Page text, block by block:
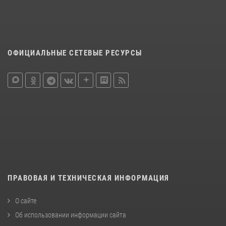
ОФИЦИАЛЬНЫЕ СЕТЕВЫЕ РЕСУРСЫ
ПРАВОВАЯ И ТЕХНИЧЕСКАЯ ИНФОРМАЦИЯ
О сайте
Об использовании информации сайта